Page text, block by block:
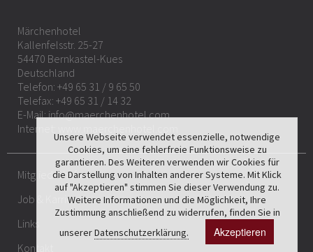
Märchenhotel
Kallenfelsstr. 25-27
54470 Bernkastel-Kues
Deutschland
Telefon: +49 65 31 / 9 65 50
Telefax: +49 65 31 / 14 32
E-Mail:info@maerchenhotel.com
Internet:
Mitgliedschaften
Job & Karriere
Links
Kontakt
Unsere Webseite verwendet essenzielle, notwendige
Cookies, um eine fehlerfreie Funktionsweise zu
garantieren. Des Weiteren verwenden wir Cookies für
die Darstellung von Inhalten anderer Systeme. Mit Klick
auf "Akzeptieren" stimmen Sie dieser Verwendung zu.
Weitere Informationen und die Möglichkeit, Ihre
Zustimmung anschließend zu widerrufen, finden Sie in
unsererDatenschutzerklärung. Akzeptieren